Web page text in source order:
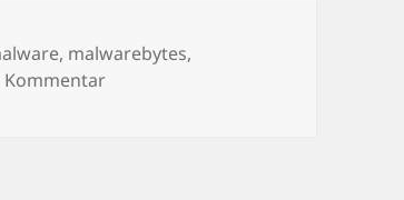
, malwarebytes,
Kommentarzu Erfahrungsbericht: Installation